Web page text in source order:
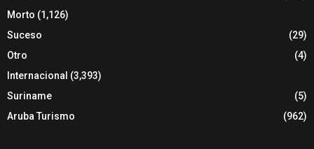
Morto (1,126)
Suceso
(29)
Otro
(4)
Internacional (3,393)
Suriname
(5)
Aruba Turismo
(962)